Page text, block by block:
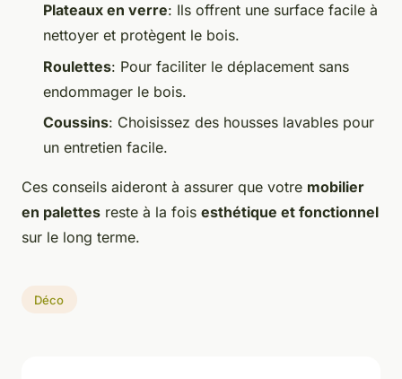
Plateaux en verre: Ils offrent une surface facile à
nettoyer et protègent le bois.
Roulettes: Pour faciliter le déplacement sans
endommager le bois.
Coussins: Choisissez des housses lavables pour
un entretien facile.
Ces conseils aideront à assurer que votre mobilier
en palettes reste à la fois esthétique et fonctionnel
sur le long terme.
Déco